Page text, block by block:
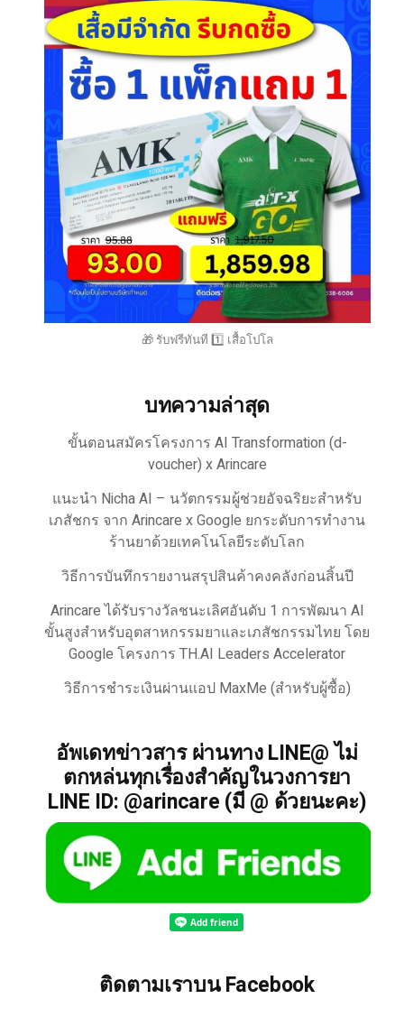
🎁 รับฟรีทันที 1️⃣ เสื้อโปโล
บทความล่าสุด
ขั้นตอนสมัครโครงการ AI Transformation (d-
voucher) x Arincare
แนะนำ Nicha AI – นวัตกรรมผู้ช่วยอัจฉริยะสำหรับ
เภสัชกร จาก Arincare x Google ยกระดับการทำงาน
ร้านยาด้วยเทคโนโลยีระดับโลก
วิธีการบันทึกรายงานสรุปสินค้าคงคลังก่อนสิ้นปี
Arincare ได้รับรางวัลชนะเลิศอันดับ 1 การพัฒนา AI
ขั้นสูงสำหรับอุตสาหกรรมยาและเภสัชกรรมไทย โดย
Google โครงการ TH.AI Leaders Accelerator
วิธีการชำระเงินผ่านแอป MaxMe (สำหรับผู้ซื้อ)
อัพเดทข่าวสาร ผ่านทาง LINE@ ไม่
ตกหล่นทุกเรื่องสำคัญในวงการยา
LINE ID: @arincare (มี @ ด้วยนะคะ)
ติดตามเราบน Facebook